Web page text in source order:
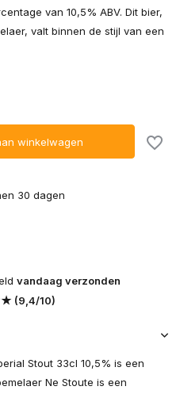
van 10,5% ABV. Dit bier,
valt binnen de stijl van een
winkelwagen
30 dagen
vandaag verzonden
(9,4/10)
Stout 33cl 10,5% is een
Ne Stoute is een